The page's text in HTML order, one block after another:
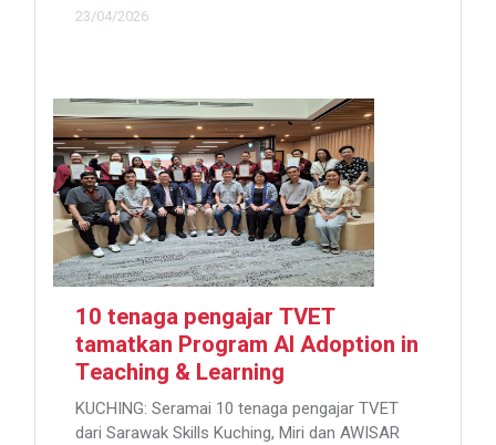
23/04/2026
10 tenaga pengajar TVET
tamatkan Program AI Adoption in
Teaching & Learning
KUCHING: Seramai 10 tenaga pengajar TVET
dari Sarawak Skills Kuching, Miri dan AWISAR